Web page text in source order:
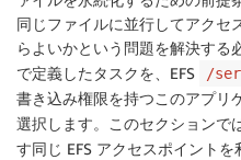
同じファイルに並行してアクセ
らよいかという問題を解決する
で定義したタスクを、EFS
/
書き込み権限を持つこのアプリ
選択します。このセクションでは
す同じ EFS アクセスポイント